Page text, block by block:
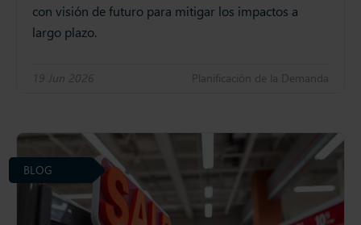
con visión de futuro para mitigar los impactos a
largo plazo.
19 Jun 2026 Planificación de la Demanda
BLOG